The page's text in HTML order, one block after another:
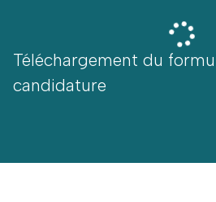
Téléchargement du
candidature